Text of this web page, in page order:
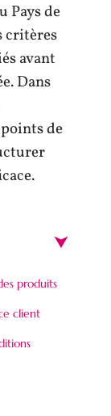
Pays de
critères
avant
Dans
de
produits
client